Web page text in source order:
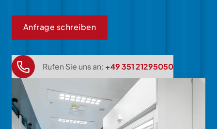
Anfrage schreiben
Rufen Sie uns an: +49 351 21295050